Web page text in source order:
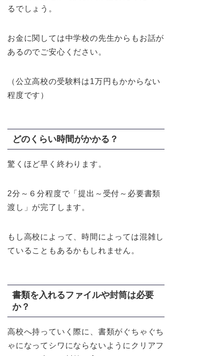
るでしょう。
お金に関しては中学校の先生からもお話が
あるのでご安心ください。
（公立高校の受験料は1万円もかからない
程度です）
どのくらい時間がかかる？
驚くほど早く終わります。
2分～６分程度で「提出～受付～必要書類
渡し」が完了します。
もし高校によって、時間によっては混雑し
ていることもあるかもしれません。
書類を入れるファイルや封筒は必要
か？
高校へ持っていく際に、書類がぐちゃぐち
ゃになってシワにならないようにクリアフ